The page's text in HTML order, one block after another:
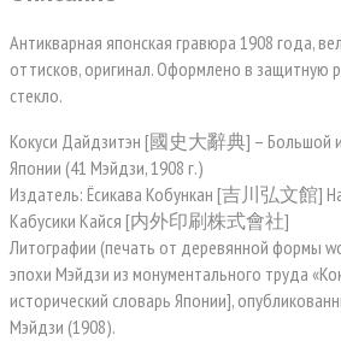
Антикварная японская гравюра 1908 года,
оттисков, оригинал. Оформлено в защитную
стекло.
Кокуси Дайдзитэн [國史大辭典] – Большой
Японии (41 Мэйдзи, 1908 г.)
Издатель: Ёсикава Кобункан [吉川弘文館]
Кабусики Кайся [内外印刷株式會社]
Литографии (печать от деревянной формы
эпохи Мэйдзи из монументального труда
исторический словарь Японии],
Мэйдзи (1908).